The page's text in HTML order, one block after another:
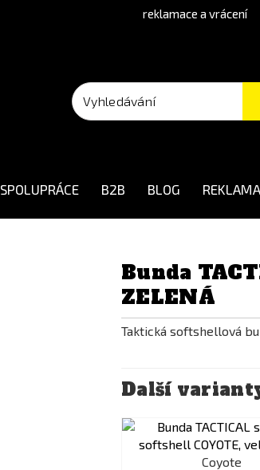
reklamace a vrácení
SPOLUPRÁCE B2B BLOG
Bunda
ZELENÁ
Taktická softshellová
Další
Coyote